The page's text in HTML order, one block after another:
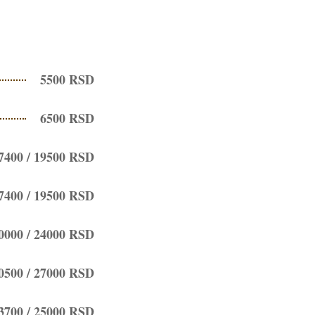
5500 RSD
6500 RSD
/ 19500 RSD
/ 19500 RSD
/ 24000 RSD
/ 27000 RSD